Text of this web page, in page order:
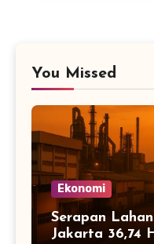
You Missed
Ekonomi
Serapan
Jakarta 36,74